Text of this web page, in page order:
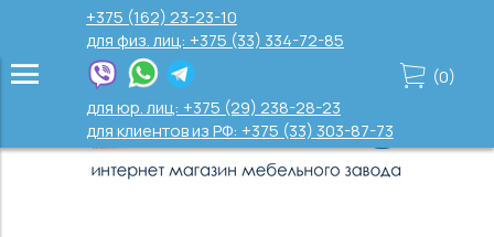
+375 (162) 23-23-10
для физ. лиц: +375 (33) 334-72-85
для юр. лиц: +375 (29) 238-28-23
для клиентов из РФ: +375 (33) 303-87-73
(0)